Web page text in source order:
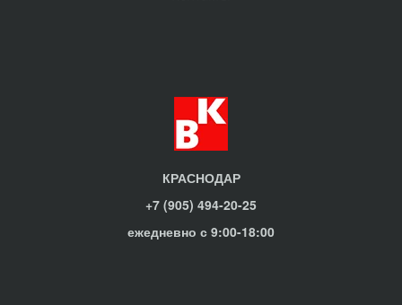
КРАСНОДАР
+7 (905) 494-20-25
ежедневно с 9:00-18:00